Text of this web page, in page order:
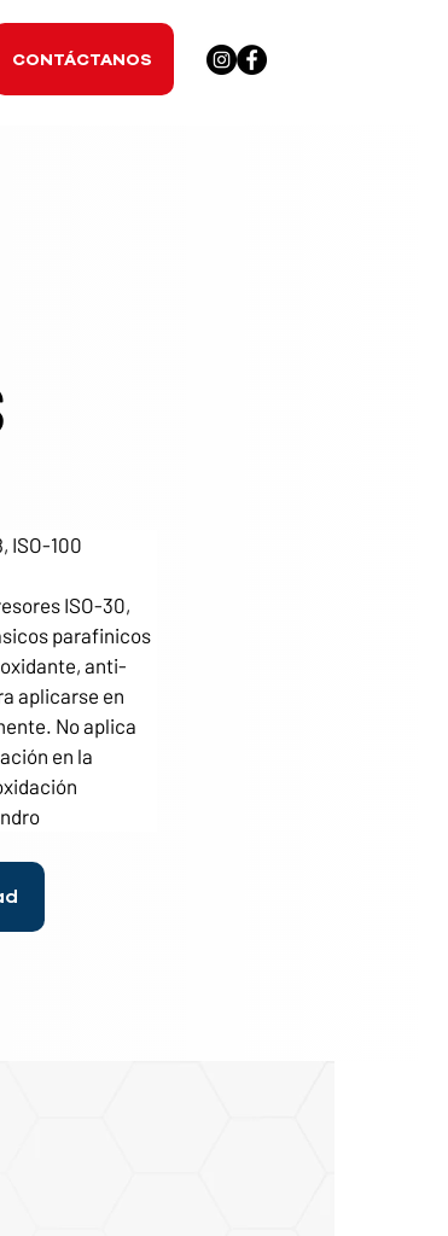
CONTÁCTANOS
ISO-100
ISO-30,
parafinicos
anti-
aplicarse en
No aplica
en la